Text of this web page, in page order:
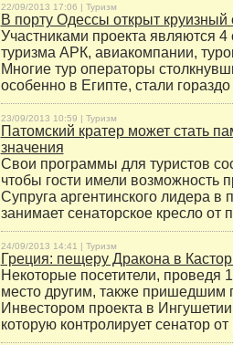
22/09/2013 17:06 | Туризм
В порту Одессы открыт круизный
Участниками проекта являются
туризма АРК, авиакомпании,
Многие тур операторы
особенно в Египте, стали
23/09/2013 10:59 | Туризм
Патомский кратер может стать
значения
Свои программы для туристов
чтобы гости имели возможность
Супруга аргентинского лидера в
занимает сенаторское кресло от
24/09/2013 14:41 | Туризм
Греция: пещеру Дракона в
Некоторые посетители, проведя
место другим, также пришедшим
Инвестором проекта в
которую контролирует сенатор